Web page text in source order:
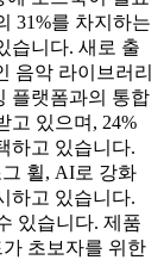
31%를 차지하는
습니다. 새로 출
음악 라이브러리
플랫폼과의 통합
고 있으며, 24%
하고 있습니다.
휠, AI로 강화
하고 있습니다.
있습니다. 제품
초보자를 위한